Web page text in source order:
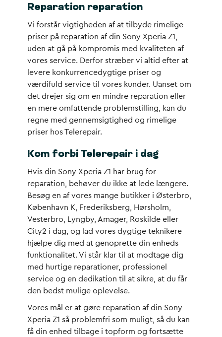
Reparation reparation
Vi forstår vigtigheden af at tilbyde rimelige
priser på reparation af din Sony Xperia Z1,
uden at gå på kompromis med kvaliteten af
vores service. Derfor stræber vi altid efter at
levere konkurrencedygtige priser og
værdifuld service til vores kunder. Uanset om
det drejer sig om en mindre reparation eller
en mere omfattende problemstilling, kan du
regne med gennemsigtighed og rimelige
priser hos Telerepair.
Kom forbi Telerepair i dag
Hvis din Sony Xperia Z1 har brug for
reparation, behøver du ikke at lede længere.
Besøg en af vores mange butikker i Østerbro,
København K, Frederiksberg, Hørsholm,
Vesterbro, Lyngby, Amager, Roskilde eller
City2 i dag, og lad vores dygtige teknikere
hjælpe dig med at genoprette din enheds
funktionalitet. Vi står klar til at modtage dig
med hurtige reparationer, professionel
service og en dedikation til at sikre, at du får
den bedst mulige oplevelse.
Vores mål er at gøre reparation af din Sony
Xperia Z1 så problemfri som muligt, så du kan
få din enhed tilbage i topform og fortsætte